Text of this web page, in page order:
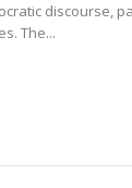
discourse,
The...